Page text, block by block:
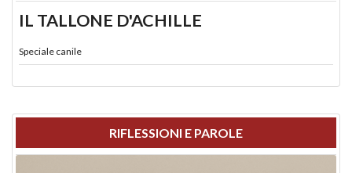
IL TALLONE D'ACHILLE
Speciale canile
RIFLESSIONI E PAROLE